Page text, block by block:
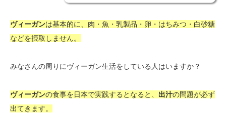
ヴィーガンは基本的に、肉・魚・乳製品・卵・はちみつ・白砂糖
などを摂取しません。
みなさんの周りにヴィーガン生活をしている人はいますか？
ヴィーガンの食事を日本で実践するとなると、 出汁の問題が必ず
出てきます。